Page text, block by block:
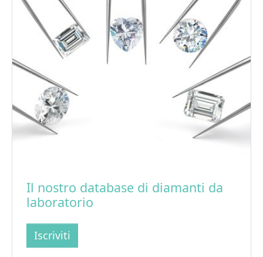
Il nostro database di diamanti da
laboratorio
Iscriviti